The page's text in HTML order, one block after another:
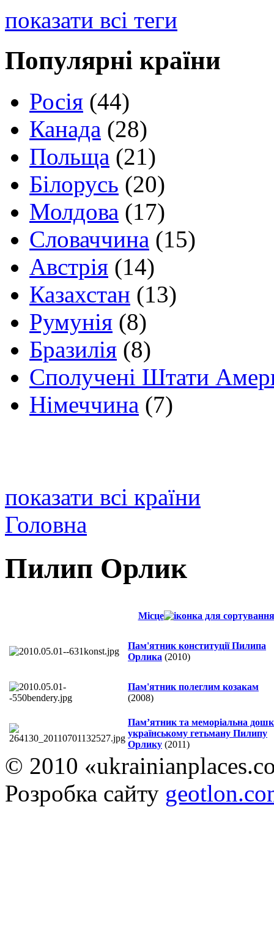
показати всі теги
Популярні країни
Росія (44)
Канада (28)
Польща (21)
Білорусь (20)
Молдова (17)
Словаччина (15)
Австрія (14)
Казахстан (13)
Румунія (8)
Бразилія (8)
Сполучені Штати
Німеччина (7)
показати всі країни
Головна
Пилип Орлик
Місце
Пам'ятник конституції Пилипа
Орлика (2010)
Пам'ятник полеглим козакам
(2008)
Пам’ятник та меморіальна
українському гетьману Пилипу
Орлику (2011)
© 2010
Розробка сайту